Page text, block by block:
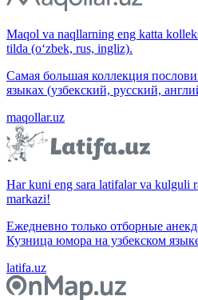
Maqol va naqllarning eng katta
tilda (o‘zbek, rus, ingliz).
Самая большая коллекция
языках (узбекский, русский,
maqollar.uz
Har kuni eng sara latifalar va kulguli
markazi!
Ежедневно только отборные
Кузница юмора на узбекском
latifa.uz